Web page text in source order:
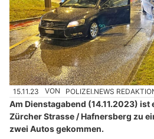
15.11.23 VON POLIZEI.NEWS
Am Dienstagabend (14.11.2023) ist
Zürcher Strasse / Hafnersberg zu
zwei Autos gekommen.